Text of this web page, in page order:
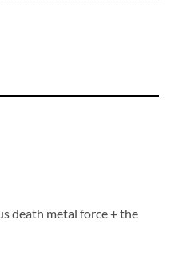
death metal force + the